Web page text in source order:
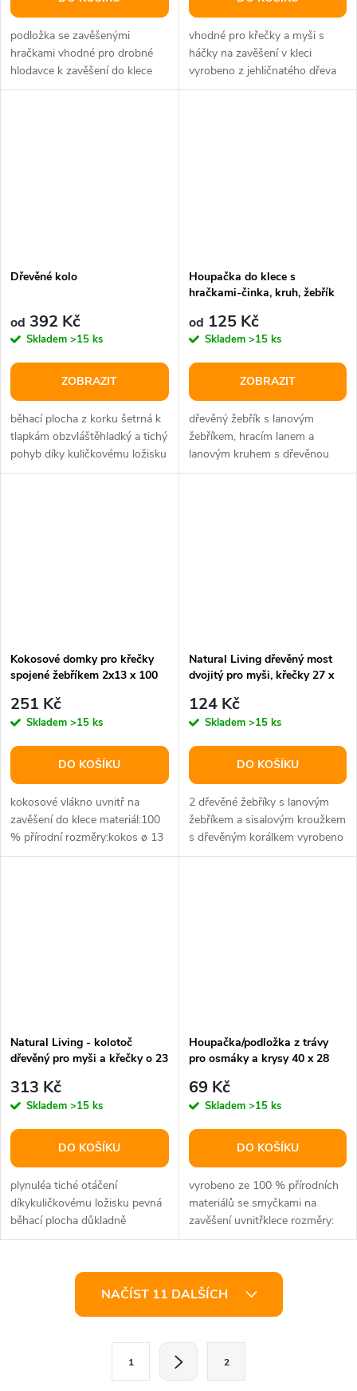
podložka se zavěšenými
hračkami vhodné pro drobné
hlodavce k zavěšení do klece
materiál:dřevo, mořská tráva,
vhodné pro křečky a myši s
háčky na zavěšení v kleci
vyrobeno z jehličnatého dřeva
bez pryskyřičných kanálků,
Dřevěné kolo
od 392 Kč
Skladem >15 ks
ZOBRAZIT
běhací plocha z korku šetrná k
tlapkám obzvláštěhladký a tichý
pohyb díky kuličkovému ložisku
pevná běhací plocha...
Houpačka do klece s
hračkami-činka, kruh, žebřík
od 125 Kč
Skladem >15 ks
ZOBRAZIT
dřevěný žebřík s lanovým
žebříkem, hracím lanem a
lanovým kruhem s dřevěnou
kostkou materiál: dřevo/ bavlna
Kokosové domky pro křečky
spojené žebříkem 2x13 x 100
251 Kč
Skladem >15 ks
DO KOŠÍKU
kokosové vlákno uvnitř na
zavěšení do klece materiál:100
% přírodní rozměry:kokos ø 13
cm, délka žebříku 100 cm
Natural Living dřevěný most
dvojitý pro myši, křečky 27 x
124 Kč
Skladem >15 ks
DO KOŠÍKU
2 dřevěné žebříky s lanovým
žebříkem a sisalovým kroužkem
s dřevěným korálkem vyrobeno
z jehličnatého dřeva bez...
Natural Living - kolotoč
dřevěný pro myši a křečky o 23
313 Kč
Skladem >15 ks
DO KOŠÍKU
plynuléa tiché otáčení
díkykuličkovému ložisku pevná
běhací plocha důkladně
vysušené dřevo bez pryskyřice
Houpačka/podložka z trávy
pro osmáky a krysy 40 x 28
69 Kč
Skladem >15 ks
DO KOŠÍKU
vyrobeno ze 100 % přírodních
materiálů se smyčkami na
zavěšení uvnitřklece rozměry:
40 x 28 cm
NAČÍST 11 DALŠÍCH
1 2